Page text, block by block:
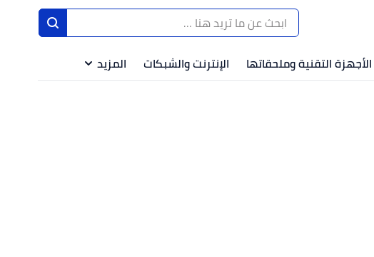
الأجهزة التقنية وملحقاتها الإنترنت والشبكات المزيد